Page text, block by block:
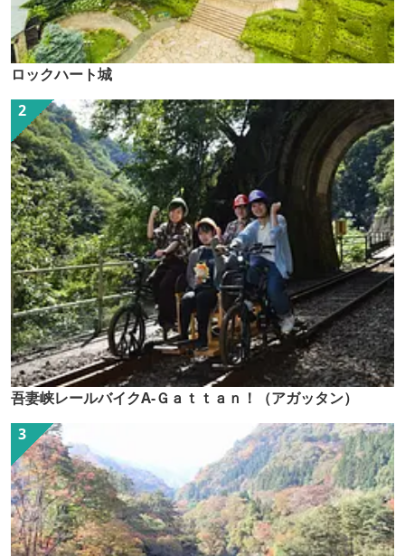
ロックハート城
吾妻峡レールバイクA-Ｇａｔｔａｎ！（アガッタン）